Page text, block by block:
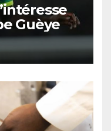
Guèye